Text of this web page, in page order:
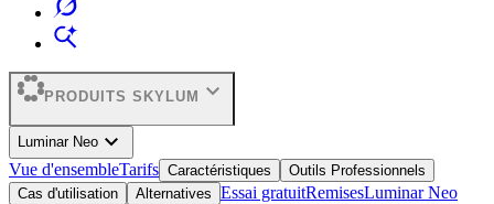
PRODUITS SKYLUM expand_more
Luminar Neo expand_more
Vue d'ensembleTarifs Caractéristiques
Outils Professionnels
Cas d'utilisation
Alternatives Essai gratuitRemisesLuminar Neo